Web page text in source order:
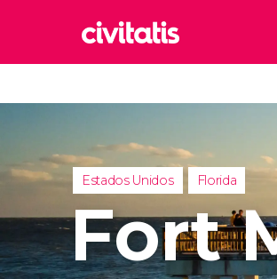
Estados Unidos Florida
Fort